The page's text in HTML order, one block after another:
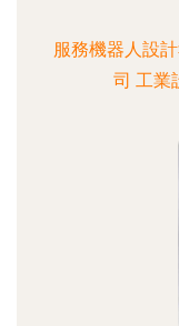
服務機器人設
司 工業